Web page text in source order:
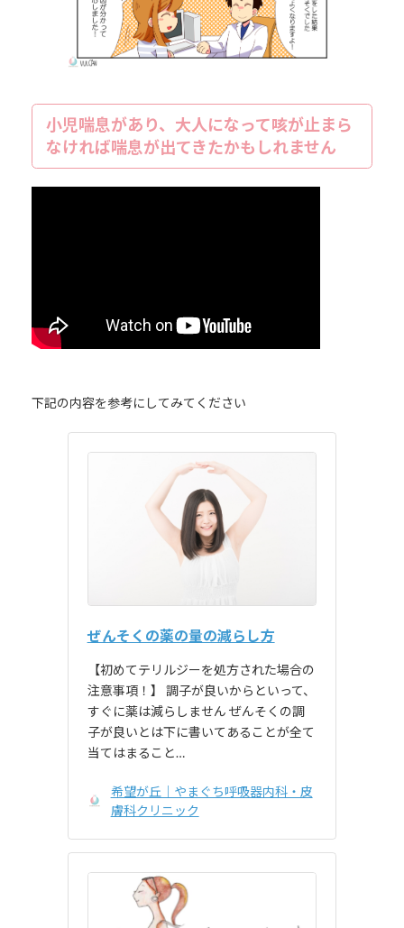
小児喘息があり、大人になって咳が止まら
なければ喘息が出てきたかもしれません
下記の内容を参考にしてみてください
ぜんそくの薬の量の減らし方
【初めてテリルジーを処方された場合の
注意事項！】 調子が良いからといって、
すぐに薬は減らしません ぜんそくの調
子が良いとは下に書いてあることが全て
当てはまること…
希望が丘｜やまぐち呼吸器内科・皮
膚科クリニック